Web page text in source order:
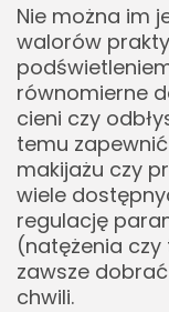
Nie można im
walorów
równomierne
cieni czy
temu
makijażu czy
wiele
regulację
(natężenia
zawsze
chwili.